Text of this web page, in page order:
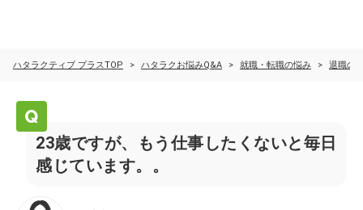
ハタラクティブ プラスTOP ハタラクお悩みQ&A 就職・転職の悩み 退職の
23歳ですが、もう仕事したくないと毎日
感じています。。